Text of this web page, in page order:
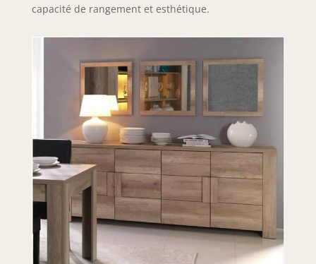
capacité de rangement et esthétique.